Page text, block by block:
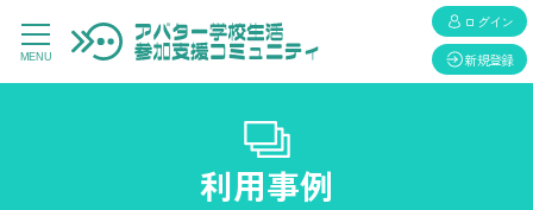
MENU
利用事例
ログイン
新規登録